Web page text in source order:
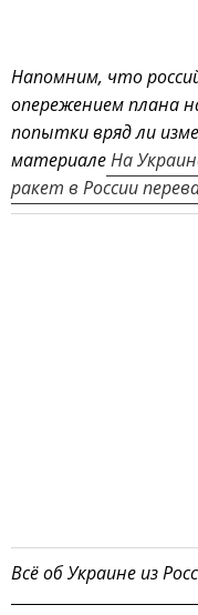
Напомним, что
опережением плана
попытки вряд ли
материалеНа
ракет в России
Всё об Украине из